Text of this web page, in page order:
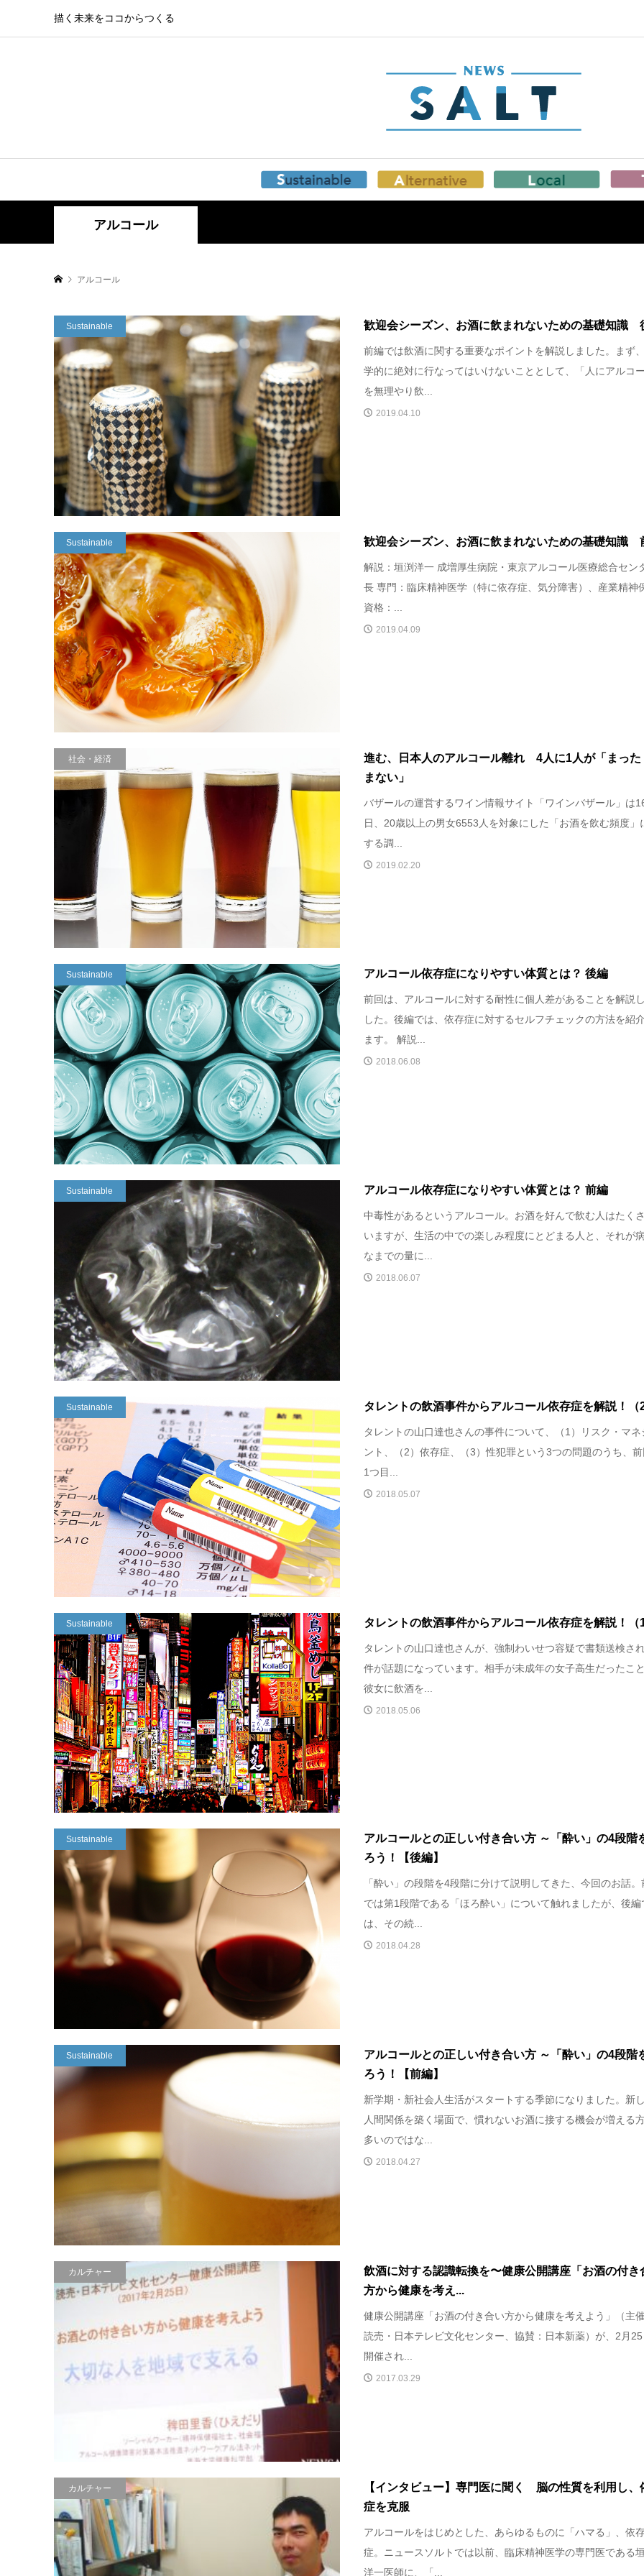
描く未来をココからつくる
アルコール
アルコール
Sustainable 歓迎会シーズン、お酒に飲まれないための基礎知識
前編では飲酒に関する重要なポイントを解説しました。まず
学的に絶対に行なってはいけないこととして、「人にアルコ
を無理やり飲...
2019.04.10
Sustainable 歓迎会シーズン、お酒に飲まれないための基礎知識
解説：垣渕洋一 成増厚生病院・東京アルコール医療総合セン
長 専門：臨床精神医学（特に依存症、気分障害）、産業精神
資格：...
2019.04.09
社会・経済
進む、日本人のアルコール離れ 4人に1人が「まった
まない」
バザールの運営するワイン情報サイト「ワインバザール」は
日、20歳以上の男女6553人を対象にした「お酒を飲む頻度」
する調...
2019.02.20
Sustainable アルコール依存症になりやすい体質とは？ 後編
前回は、アルコールに対する耐性に個人差があることを解説
した。後編では、依存症に対するセルフチェックの方法を紹
ます。 解説...
2018.06.08
Sustainable アルコール依存症になりやすい体質とは？ 前編
中毒性があるというアルコール。お酒を好んで飲む人はたく
いますが、生活の中での楽しみ程度にとどまる人と、それが
なまでの量に...
2018.06.07
Sustainable タレントの飲酒事件からアルコール依存症を解説！（2
タレントの山口達也さんの事件について、（1）リスク・マネ
ント、（2）依存症、（3）性犯罪という3つの問題のうち、
1つ目...
2018.05.07
Sustainable タレントの飲酒事件からアルコール依存症を解説！（1
タレントの山口達也さんが、強制わいせつ容疑で書類送検さ
件が話題になっています。相手が未成年の女子高生だったこと
彼女に飲酒を...
2018.05.06
Sustainable
アルコールとの正しい付き合い方 ～「酔い」の4段階
ろう！【後編】
「酔い」の段階を4段階に分けて説明してきた、今回のお話。
では第1段階である「ほろ酔い」について触れましたが、後編
は、その続...
2018.04.28
Sustainable
アルコールとの正しい付き合い方 ～「酔い」の4段階
ろう！【前編】
新学期・新社会人生活がスタートする季節になりました。新
人間関係を築く場面で、慣れないお酒に接する機会が増える
多いのではな...
2018.04.27
カルチャー
飲酒に対する認識転換を〜健康公開講座「お酒の付き
方から健康を考え...
健康公開講座「お酒の付き合い方から健康を考えよう」（主催
読売・日本テレビ文化センター、協賛：日本新薬）が、2月25
開催され...
2017.03.29
カルチャー
【インタビュー】専門医に聞く 脳の性質を利用し、
症を克服
アルコールをはじめとした、あらゆるものに「ハマる」、依
症。ニュースソルトでは以前、臨床精神医学の専門医である
洋一医師に、「...